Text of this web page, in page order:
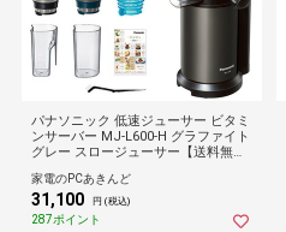
パナソニック 低速ジューサー ビタミ
ンサーバー MJ-L600-H グラファイト
グレー スロージューサー【送料無
家電のPCあきんど
31,100 円 (税込)
287ポイント